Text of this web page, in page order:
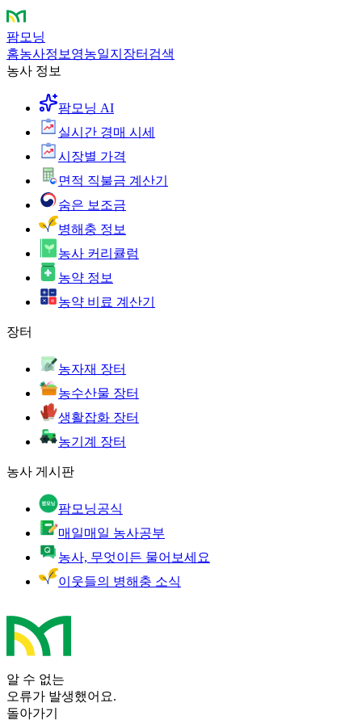
팜모닝
홈농사정보 영농일지 장터 검색
농사 정보
팜모닝 AI
실시간 경매 시세
시장별 가격
면적 직불금 계산기
숨은 보조금
병해충 정보
농사 커리큘럼
농약 정보
농약 비료 계산기
장터
농자재 장터
농수산물 장터
생활잡화 장터
농기계 장터
농사 게시판
팜모닝공식
매일매일 농사공부
농사, 무엇이든 물어보세요
이웃들의 병해충 소식
알 수 없는
오류가 발생했어요.
돌아가기